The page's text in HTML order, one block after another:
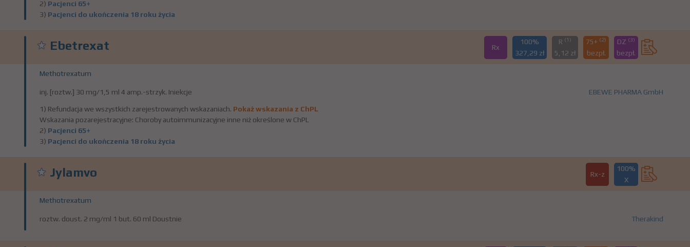
2) Pacjenci 65+
3) Pacjenci do ukończenia 18 roku życia
Ebetrexat Rx
100%
327,29 zł
R (1)
5,12 zł
75+ (2)
bezpł.
DZ (3)
bezpł.
Methotrexatum
inj. [roztw.] 30 mg/1,5 ml 4 amp.-strzyk. Iniekcje EBEWE PHARMA GmbH
1) Refundacja we wszystkich zarejestrowanych wskazaniach. Pokaż wskazania z ChPL
Wskazania pozarejestracyjne: Choroby autoimmunizacyjne inne niż określone w ChPL
2) Pacjenci 65+
3) Pacjenci do ukończenia 18 roku życia
Jylamvo Rx-z
100%
X
Methotrexatum
roztw. doust. 2 mg/ml 1 but. 60 ml Doustnie Therakind